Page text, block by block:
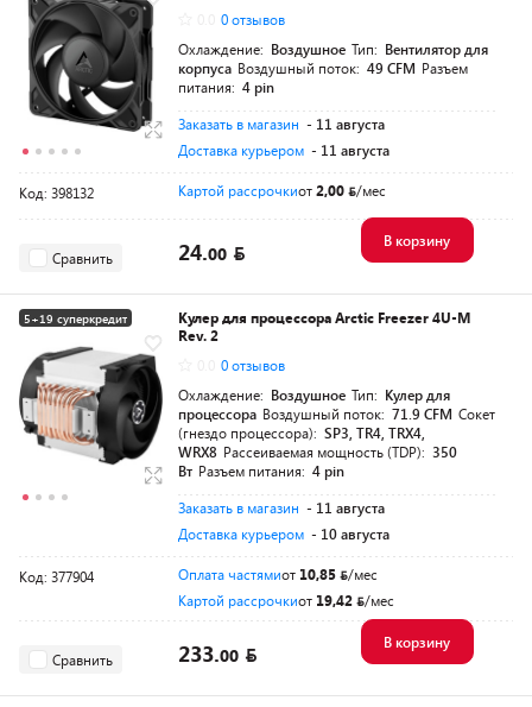
0 отзывов
Охлаждение: Воздушное Тип: Вентилятор для
корпуса Воздушный поток: 49 CFM Разъем
питания: 4 pin
Заказать в магазин - 11 августа
Доставка курьером - 11 августа
Код: 398132 Картой рассрочкиот2,00 /мес
Сравнить 24.00
В корзину
5+19 суперкредит
Разумная цена
Кулер для процессора Arctic Freezer 4U-M
Rev. 2
0 отзывов
Охлаждение: Воздушное Тип: Кулер для
процессора Воздушный поток: 71.9 CFM Сокет
(гнездо процессора): SP3, TR4, TRX4,
WRX8 Рассеиваемая мощность (TDP): 350
Вт Разъем питания: 4 pin
Заказать в магазин - 11 августа
Доставка курьером - 10 августа
Код: 377904 Оплата частямиот 10,85
/мес
Картой рассрочкиот 19,42 /мес
Сравнить 233.00
В корзину